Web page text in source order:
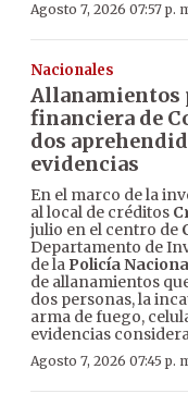
Agosto 7, 2026 07:57 p.
Nacionales
Allanamientos
financiera de
dos
evidencias
En el marco de la
al local de créditos
julio en el centro de
Departamento de
de la Policía
de allanamientos
dos personas, la
arma de fuego,
evidencias
Agosto 7, 2026 07:45 p.